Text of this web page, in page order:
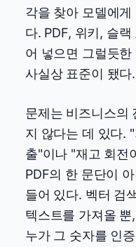
각을 찾아 모델에
다. PDF, 위키, 슬
어 넣으면 그럴듯한
사실상 표준이 됐다.
문제는 비즈니스의
지 않다는 데 있다.
출"이나 "재고 회전
PDF의 한 문단이
들어 있다. 벡터 검
텍스트를 가져올
누가 그 숫자를 인